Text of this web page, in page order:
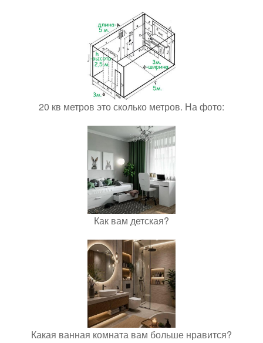
20 кв метров это сколько метров. На фото:
Как вам детская?
Какая ванная комната вам больше нравится?